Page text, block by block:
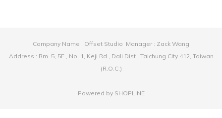
Company Name : Offset Studio Manager : Zack Wang
Address : Rm. 5, 5F., No. 1, Keji Rd., Dali Dist., Taichung City 412, Taiwan
(R.O.C.)
Powered by SHOPLINE